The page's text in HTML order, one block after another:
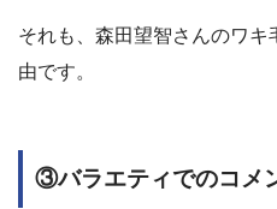
それも、森田望智さんのワ
由です。
③バラエティでのコメ